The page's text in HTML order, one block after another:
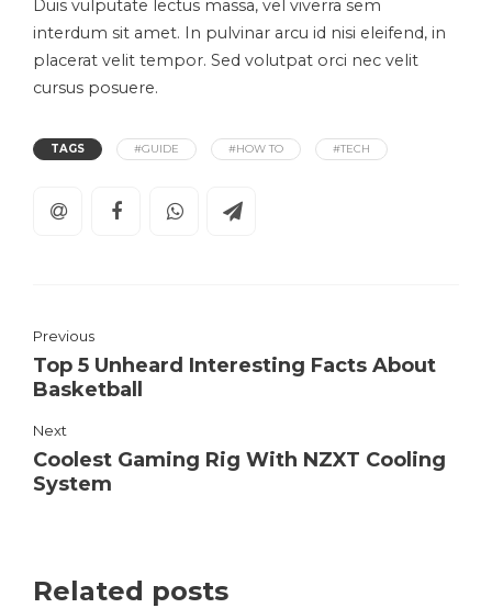
Duis vulputate lectus massa, vel viverra sem
interdum sit amet. In pulvinar arcu id nisi eleifend, in
placerat velit tempor. Sed volutpat orci nec velit
cursus posuere.
TAGS #GUIDE #HOW TO #TECH
Previous
Top 5 Unheard Interesting Facts About
Basketball
Next
Coolest Gaming Rig With NZXT Cooling
System
Related posts